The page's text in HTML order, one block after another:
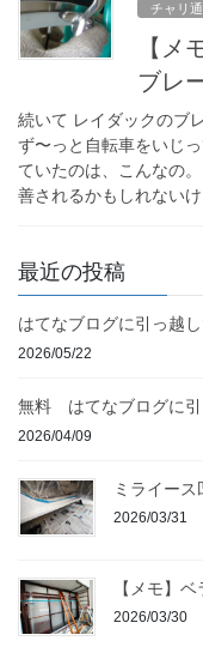
チャリ
【メ
ブレ
続いて レイダックのブ
ず〜っと自転車をいじ
ていたのは、こんなの
善されるかもしれない
最近の投稿
はてなブログに引っ越
2026/05/22
無料 はてなブログに引
2026/04/09
ミライー
2026/03/31
【メモ】
2026/03/30